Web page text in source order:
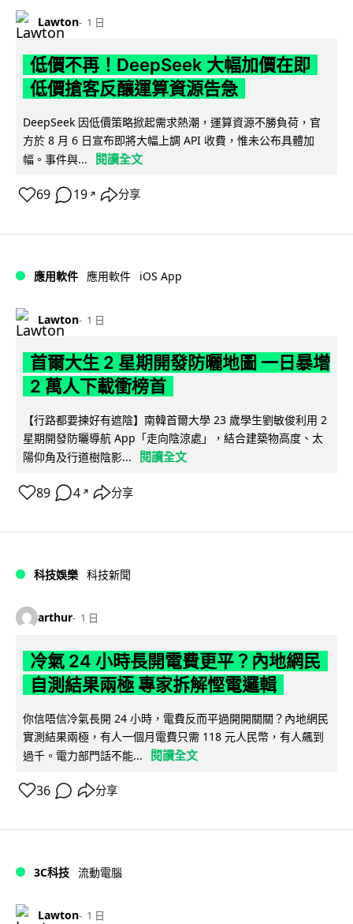
Lawton 1 日
低價不再！DeepSeek 大幅加價在即
低價搶客反釀運算資源告急
DeepSeek 因低價策略掀起需求熱潮，運算資源不勝負荷，官
方於 8 月 6 日宣布即將大幅上調 API 收費，惟未公布具體加
幅。事件與...
閱讀全文
69 19 ↗ 分享
應用軟件 應用軟件 iOS App
Lawton 1 日
首爾大生 2 星期開發防曬地圖 一日暴增
2 萬人下載衝榜首
【行路都要揀好有遮陰】南韓首爾大學 23 歲學生劉敏俊利用 2
星期開發防曬導航 App「走向陰涼處」，結合建築物高度、太
陽仰角及行道樹陰影...
閱讀全文
89 4 ↗ 分享
科技娛樂 科技新聞
arthur 1 日
冷氣 24 小時長開電費更平？內地網民
自測結果兩極 專家拆解慳電邏輯
你信唔信冷氣長開 24 小時，電費反而平過開開關關？內地網民
實測結果兩極，有人一個月電費只需 118 元人民幣，有人飆到
過千。電力部門話不能...
閱讀全文
36 分享
3C科技 流動電腦
Lawton 1 日